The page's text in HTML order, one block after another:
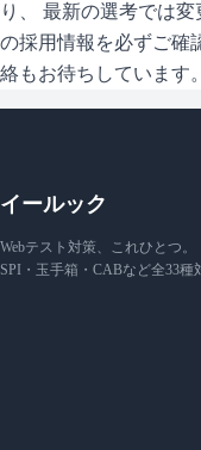
り、 最新の選考では
の採用情報を必ずご確
絡もお待ちしています。
イールック
Webテスト対策、これひとつ。
SPI・玉手箱・CABなど全33種